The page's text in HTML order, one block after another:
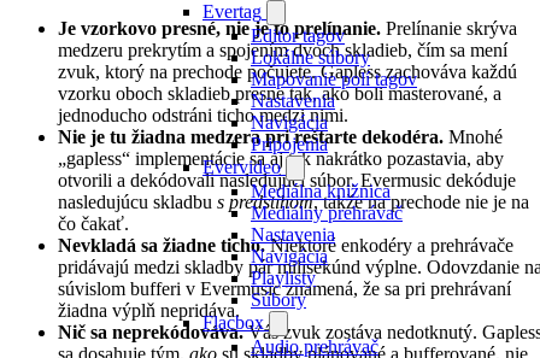
Evertag
Editor tagov
Lokálne súbory
Mapovanie polí tagov
Nastavenia
Navigácia
Pripojenia
Evervideo
Mediálna knižnica
Mediálny prehrávač
Nastavenia
Navigácia
Playlisty
Súbory
Flacbox
Audio prehrávač
Je vzorkovo presné, nie je to prelínanie. Prelínanie skrýva
medzeru prekrytím a spojením dvoch skladieb, čím sa mení
zvuk, ktorý na prechode počujete. Gapless zachováva každú
vzorku oboch skladieb presne tak, ako boli masterované, a
jednoducho odstráni ticho medzi nimi.
Nie je tu žiadna medzera pri reštarte dekodéra. Mnohé
„gapless“ implementácie sa aj tak nakrátko pozastavia, aby
otvorili a dekódovali nasledujúci súbor. Evermusic dekóduje
nasledujúcu skladbu s predstihom, takže na prechode nie je na
čo čakať.
Nevkladá sa žiadne ticho.Niektoré enkodéry a prehrávače
pridávajú medzi skladby pár milisekúnd výplne. Odovzdanie
súvislom bufferi v Evermusic znamená, že sa pri prehrávaní
žiadna výplň nepridáva.
Nič sa neprekódováva.Váš zvuk zostáva nedotknutý.
sa dosahuje tým, ako sú skladby plánované a bufferované, nie